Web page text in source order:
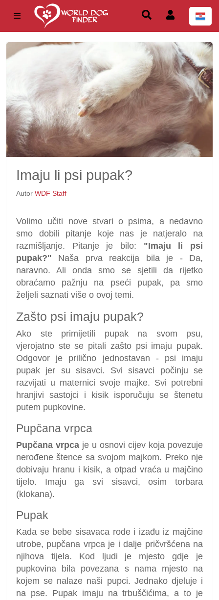
Imaju li psi pupak?
Autor WDF Staff
Volimo učiti nove stvari o psima, a nedavno
smo dobili pitanje koje nas je natjeralo na
razmišljanje. Pitanje je bilo: "Imaju li psi
pupak?" Naša prva reakcija bila je - Da,
naravno. Ali onda smo se sjetili da rijetko
obraćamo pažnju na pseći pupak, pa smo
željeli saznati više o ovoj temi.
Zašto psi imaju pupak?
Ako ste primijetili pupak na svom psu,
vjerojatno ste se pitali zašto psi imaju pupak.
Odgovor je prilično jednostavan - psi imaju
pupak jer su sisavci. Svi sisavci počinju se
razvijati u maternici svoje majke. Svi potrebni
hranjivi sastojci i kisik isporučuju se štenetu
putem pupkovine.
Pupčana vrpca
Pupčana vrpca je u osnovi cijev koja povezuje
nerođene štence sa svojom majkom. Preko nje
dobivaju hranu i kisik, a otpad vraća u majčino
tijelo. Imaju ga svi sisavci, osim torbara
(klokana).
Pupak
Kada se bebe sisavaca rode i izađu iz majčine
utrobe, pupčana vrpca je i dalje pričvršćena na
njihova tijela. Kod ljudi je mjesto gdje je
pupkovina bila povezana s nama mjesto na
kojem se nalaze naši pupci. Jednako djeluje i
na pse. Pupak imaju na trbuščićima, a to je